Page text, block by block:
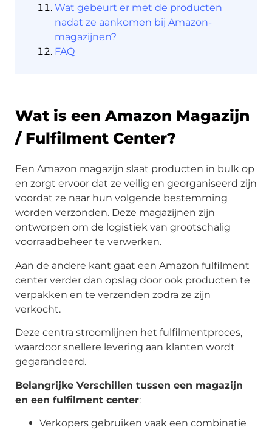
Wat gebeurt er met de producten
nadat ze aankomen bij Amazon-
magazijnen?
FAQ
Wat is een Amazon Magazijn
/ Fulfilment Center?
Een Amazon magazijn slaat producten in bulk op
en zorgt ervoor dat ze veilig en georganiseerd zijn
voordat ze naar hun volgende bestemming
worden verzonden. Deze magazijnen zijn
ontworpen om de logistiek van grootschalig
voorraadbeheer te verwerken.
Aan de andere kant gaat een Amazon fulfilment
center verder dan opslag door ook producten te
verpakken en te verzenden zodra ze zijn
verkocht.
Deze centra stroomlijnen het fulfilmentproces,
waardoor snellere levering aan klanten wordt
gegarandeerd.
Belangrijke Verschillen tussen een magazijn
en een fulfilment center:
Verkopers gebruiken vaak een combinatie